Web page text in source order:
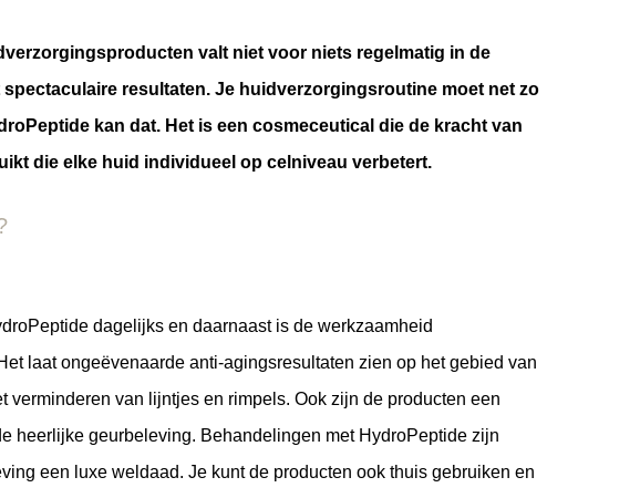
valt niet voor niets regelmatig in de
resultaten. Je huidverzorgingsroutine moet net zo
kan dat. Het is een cosmeceutical die de kracht van
die elke huid individueel op celniveau verbetert.
dagelijks en daarnaast is de werkzaamheid
laat ongeëvenaarde anti-agingsresultaten zien op het gebied van
verminderen van lijntjes en rimpels. Ook zijn de producten een
heerlijke geurbeleving. Behandelingen met HydroPeptide zijn
een luxe weldaad. Je kunt de producten ook thuis gebruiken en